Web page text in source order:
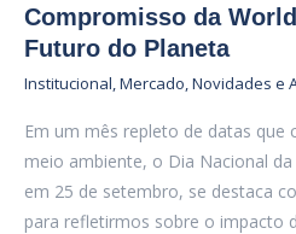
Compromisso da
Futuro do Planeta
Institucional,Mercado,Novidades e
Em um mês repleto de datas que
meio ambiente, o Dia Nacional
em 25 de setembro, se destaca
para refletirmos sobre o impacto